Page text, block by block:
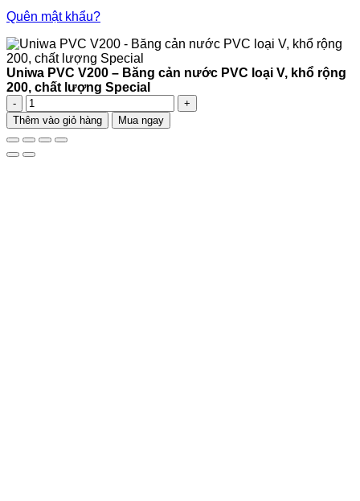
Quên mật khẩu?
Uniwa PVC V200 – Băng cản nước PVC loại V, khổ rộng
200, chất lượng Special
Uniwa
PVC
V200
-
Băng
Thêm vào giỏ hàng Mua ngay